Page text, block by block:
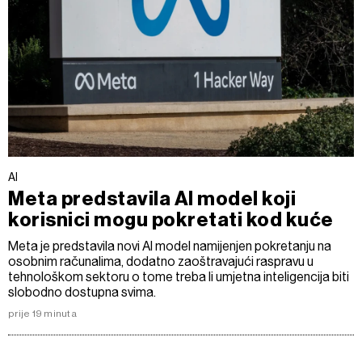
AI
Meta predstavila AI model koji
korisnici mogu pokretati kod kuće
Meta je predstavila novi AI model namijenjen pokretanju na
osobnim računalima, dodatno zaoštravajući raspravu u
tehnološkom sektoru o tome treba li umjetna inteligencija biti
slobodno dostupna svima.
prije 19 minuta